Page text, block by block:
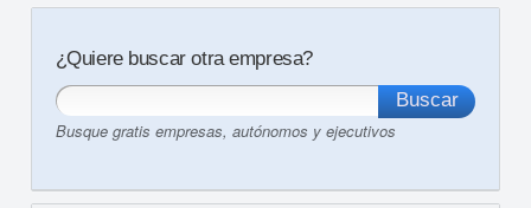
¿Quiere buscar otra empresa?
Busque gratis empresas, autónomos y ejecutivos